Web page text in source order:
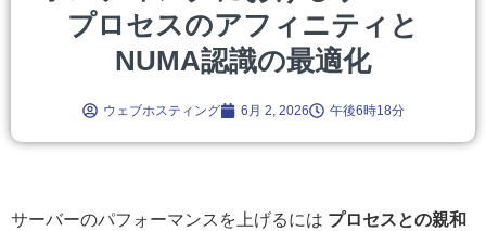
プロセスのアフィニティと
NUMA認識の最適化
ウェブホスティング 6月 2, 2026 午後6時18分
サーバーのパフォーマンスを上げるには プロセスとの親和